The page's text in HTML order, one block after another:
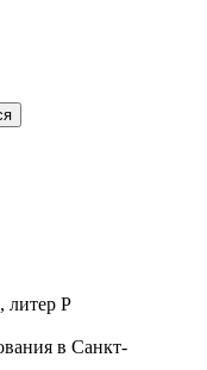
литер Р
в Санкт-